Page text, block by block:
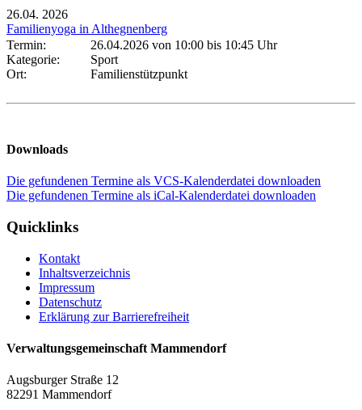
26.04. 2026
Familienyoga in Althegnenberg
Termin:
26.04.2026 von 10:00 bis 10:45 Uhr
Kategorie:
Sport
Ort:
Familienstützpunkt
Downloads
Die gefundenen Termine als VCS-Kalenderdatei downloaden
Die gefundenen Termine als iCal-Kalenderdatei downloaden
Quicklinks
Kontakt
Inhaltsverzeichnis
Impressum
Datenschutz
Erklärung zur Barrierefreiheit
Verwaltungsgemeinschaft Mammendorf
Augsburger Straße 12
82291 Mammendorf